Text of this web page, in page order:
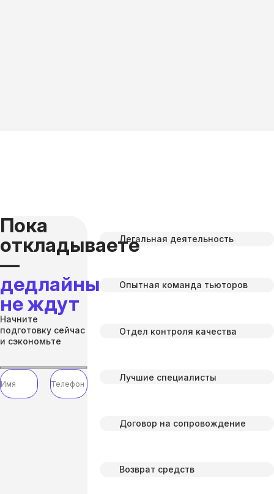
Пока
откладываете
—
дедлайны
не ждут
Начните
подготовку сейчас
и сэкономьте
Легальная деятельность
Опытная команда тьюторов
Отдел контроля качества
Лучшие специалисты
Договор на сопровождение
Возврат средств